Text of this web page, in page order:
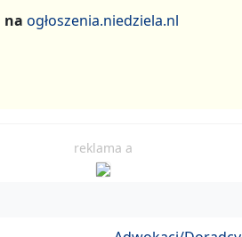
naogłoszenia.niedziela.nl
reklama a